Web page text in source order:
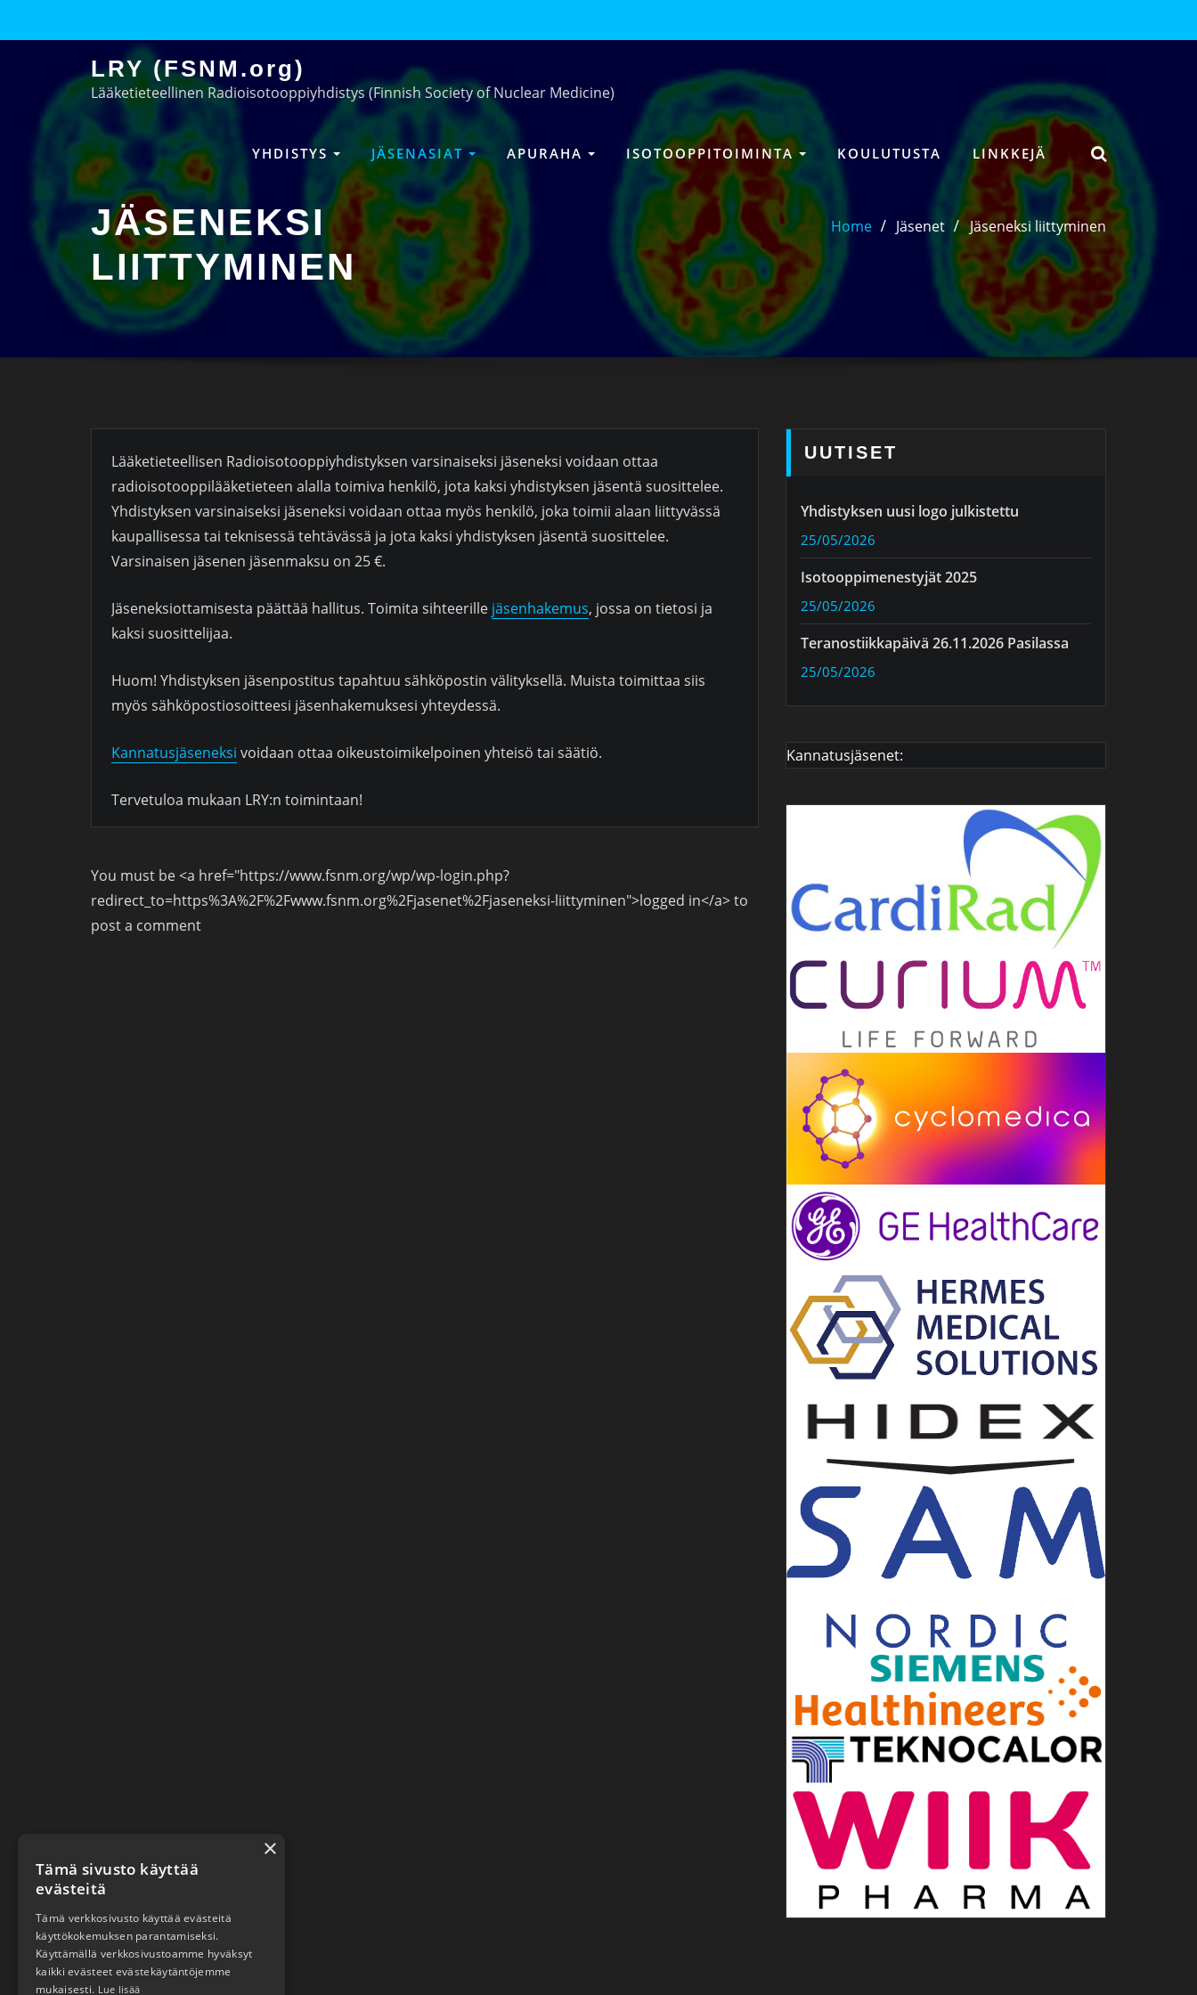
LRY (FSNM.org)
Lääketieteellinen Radioisotooppiyhdistys (Finnish Society of Nuclear Medicine)
YHDISTYS JÄSENASIAT APURAHA ISOTOOPPITOIMINTA KOULUTUSTA LINKKEJÄ
JÄSENEKSI
LIITTYMINEN
Home Jäsenet Jäseneksi liittyminen
Lääketieteellisen Radioisotooppiyhdistyksen varsinaiseksi jäseneksi voidaan ottaa
radioisotooppilääketieteen alalla toimiva henkilö, jota kaksi yhdistyksen jäsentä suosittelee.
Yhdistyksen varsinaiseksi jäseneksi voidaan ottaa myös henkilö, joka toimii alaan liittyvässä
kaupallisessa tai teknisessä tehtävässä ja jota kaksi yhdistyksen jäsentä suosittelee.
Varsinaisen jäsenen jäsenmaksu on 25 €.
Jäseneksiottamisesta päättää hallitus. Toimita sihteerille jäsenhakemus, jossa on tietosi ja
kaksi suosittelijaa.
Huom! Yhdistyksen jäsenpostitus tapahtuu sähköpostin välityksellä. Muista toimittaa siis
myös sähköpostiosoitteesi jäsenhakemuksesi yhteydessä.
Kannatusjäseneksi voidaan ottaa oikeustoimikelpoinen yhteisö tai säätiö.
Tervetuloa mukaan LRY:n toimintaan!
You must be <a href="https://www.fsnm.org/wp/wp-login.php?
redirect_to=https%3A%2F%2Fwww.fsnm.org%2Fjasenet%2Fjaseneksi-liittyminen">logged in</a> to
post a comment
UUTISET
Yhdistyksen uusi logo julkistettu
25/05/2026
Isotooppimenestyjät 2025
25/05/2026
Teranostiikkapäivä 26.11.2026 Pasilassa
25/05/2026
Kannatusjäsenet:
×
Tämä sivusto käyttää
evästeitä
Tämä verkkosivusto käyttää evästeitä
käyttökokemuksen parantamiseksi.
Käyttämällä verkkosivustoamme hyväksyt
kaikki evästeet evästekäytäntöjemme
mukaisesti. Lue lisää